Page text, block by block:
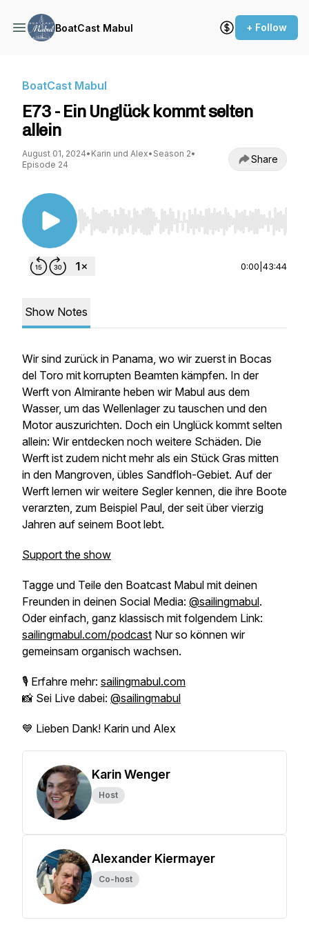
BoatCast Mabul + Follow
BoatCast Mabul
E73 - Ein Unglück kommt selten
allein
August 01, 2024• Karin und Alex• Season 2•
Episode 24
Share
Use Left/Right to seek, Home/End to jump to
0:00 43:44
Show Notes
Wir sind zurück in Panama, wo wir zuerst in Bocas
del Toro mit korrupten Beamten kämpfen. In der
Werft von Almirante heben wir Mabul aus dem
Wasser, um das Wellenlager zu tauschen und den
Motor auszurichten. Doch ein Unglück kommt selten
allein: Wir entdecken noch weitere Schäden. Die
Werft ist zudem nicht mehr als ein Stück Gras mitten
in den Mangroven, übles Sandfloh-Gebiet. Auf der
Werft lernen wir weitere Segler kennen, die ihre Boote
verarzten, zum Beispiel Paul, der seit über vierzig
Jahren auf seinem Boot lebt.
Support the show
Tagge und Teile den Boatcast Mabul mit deinen
Freunden in deinen Social Media: @sailingmabul.
Oder einfach, ganz klassisch mit folgendem Link:
sailingmabul.com/podcast Nur so können wir
gemeinsam organisch wachsen.
🎙 Erfahre mehr: sailingmabul.com
📸 Sei Live dabei: @sailingmabul
💙 Lieben Dank! Karin und Alex
Karin Wenger
Host
Alexander Kiermayer
Co-host